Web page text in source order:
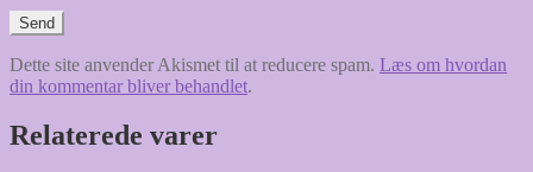
Dette site anvender Akismet til at reducere spam. Læs om hvordan
din kommentar bliver behandlet.
Relaterede varer